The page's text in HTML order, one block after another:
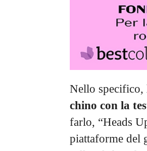
Nello specifico,
chino con la
farlo, “Heads
piattaforme del